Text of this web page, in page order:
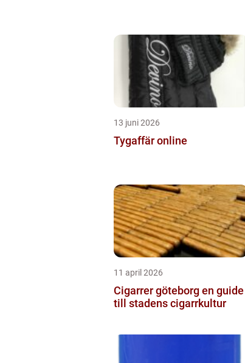
13 juni 2026
Tygaffär online
11 april 2026
Cigarrer göteborg en guide
till stadens cigarrkultur